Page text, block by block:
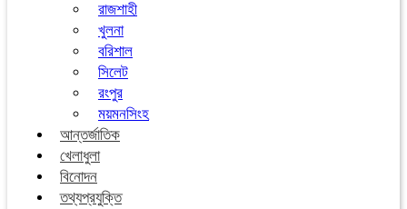
রাজশাহী
খুলনা
বরিশাল
সিলেট
রংপুর
ময়মনসিংহ
আন্তর্জাতিক
খেলাধুলা
বিনোদন
তথ্যপ্রযুক্তি